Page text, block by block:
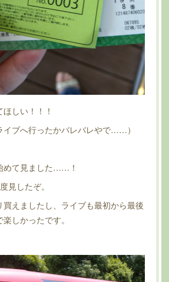
しい！！！
イブへ行ったかバレバレやで……）
めて見ました……！
見したぞ。
買えましたし、ライブも最初から最後
しかったです。